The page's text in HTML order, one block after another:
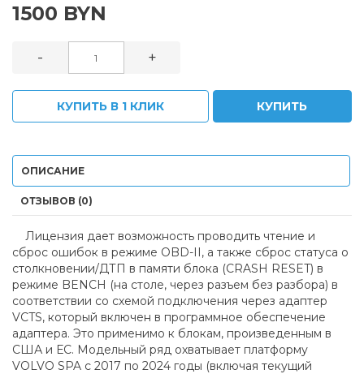
1500 BYN
- +
КУПИТЬ В 1 КЛИК КУПИТЬ
ОПИСАНИЕ
ОТЗЫВОВ (0)
Лицензия дает возможность проводить чтение и
сброс ошибок в режиме OBD-II, а также сброс статуса о
столкновении/ДТП в памяти блока (CRASH RESET) в
режиме BENCH (на столе, через разъем без разбора) в
соответствии со схемой подключения через адаптер
VCTS, который включен в программное обеспечение
адаптера. Это применимо к блокам, произведенным в
США и ЕС. Модельный ряд охватывает платформу
VOLVO SPA с 2017 по 2024 годы (включая текущий